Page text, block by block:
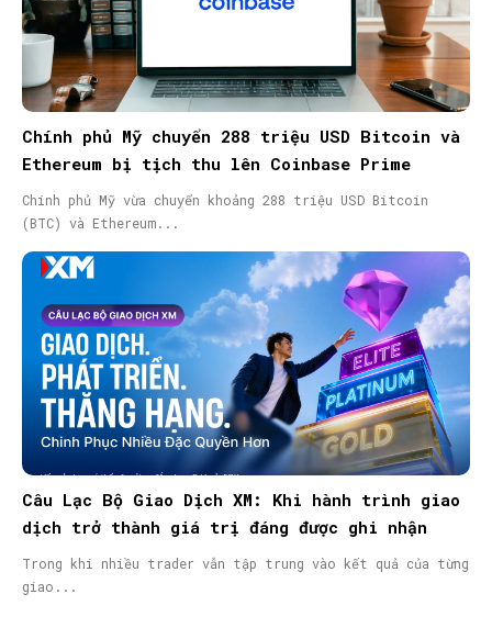
Chính phủ Mỹ chuyển 288 triệu USD Bitcoin và
Ethereum bị tịch thu lên Coinbase Prime
Chính phủ Mỹ vừa chuyển khoảng 288 triệu USD Bitcoin
(BTC) và Ethereum...
Câu Lạc Bộ Giao Dịch XM: Khi hành trình giao
dịch trở thành giá trị đáng được ghi nhận
Trong khi nhiều trader vẫn tập trung vào kết quả của từng
giao...